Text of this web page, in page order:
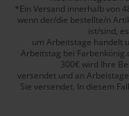
*Ein Versand innerhalb von
wenn der/die bestellte/n
ist/sind,
um Arbeitstage handelt
Arbeitstag bei
300€ wird Ihre
versendet und an
Sie versendet. In diesem